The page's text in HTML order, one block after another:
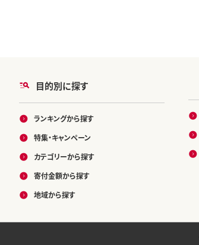
目的別に探す
ランキングから探す
特集・キャンペーン
カテゴリーから探す
寄付金額から探す
地域から探す